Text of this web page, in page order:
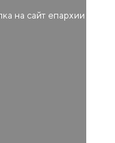
на сайт епархии